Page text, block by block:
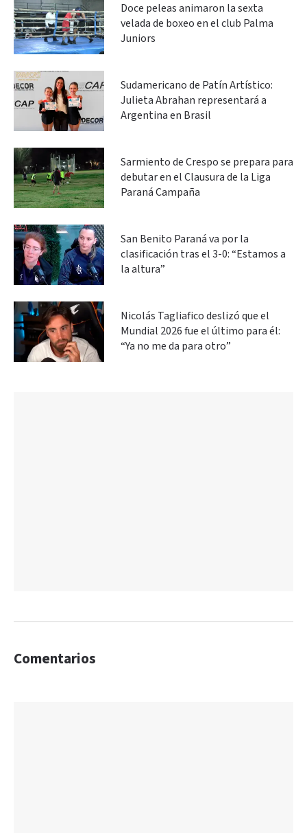
Doce peleas animaron la sexta
velada de boxeo en el club Palma
Juniors
Sudamericano de Patín Artístico:
Julieta Abrahan representará a
Argentina en Brasil
Sarmiento de Crespo se prepara para
debutar en el Clausura de la Liga
Paraná Campaña
San Benito Paraná va por la
clasificación tras el 3-0: “Estamos a
la altura”
Nicolás Tagliafico deslizó que el
Mundial 2026 fue el último para él:
“Ya no me da para otro”
Comentarios